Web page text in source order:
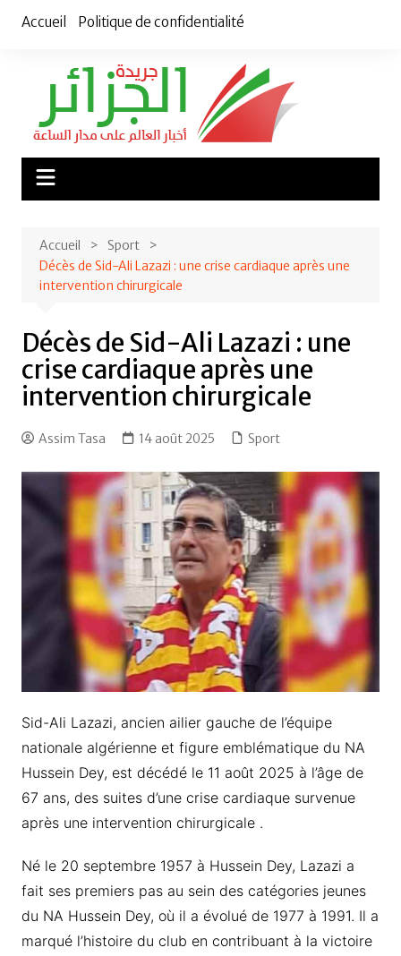
Accueil Politique de confidentialité
Accueil
Sport
Décès de Sid-Ali Lazazi : une crise cardiaque après une
intervention chirurgicale
Décès de Sid-Ali Lazazi : une
crise cardiaque après une
intervention chirurgicale
Assim Tasa 14 août 2025 Sport
Sid-Ali Lazazi, ancien ailier gauche de l’équipe
nationale algérienne et figure emblématique du NA
Hussein Dey, est décédé le 11 août 2025 à l’âge de
67 ans, des suites d’une crise cardiaque survenue
après une intervention chirurgicale .
Né le 20 septembre 1957 à Hussein Dey, Lazazi a
fait ses premiers pas au sein des catégories jeunes
du NA Hussein Dey, où il a évolué de 1977 à 1991. Il a
marqué l’histoire du club en contribuant à la victoire